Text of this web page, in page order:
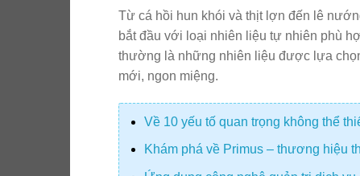
Từ cá hồi hun khói và thịt lợn đến lê
bắt đầu với loại nhiên liệu tự nhiên phù
thường là những nhiên liệu được lựa
mới, ngon miệng.
Về 10 yếu tố quan trọng không thể
Khám phá về Primus – thương hiệu